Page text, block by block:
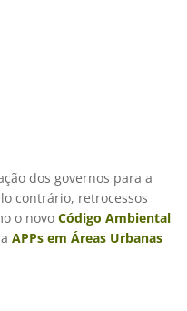
dos governos para a
contrário, retrocessos
o novo Código Ambiental
APPs em Áreas Urbanas